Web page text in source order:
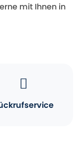
mit Ihnen in